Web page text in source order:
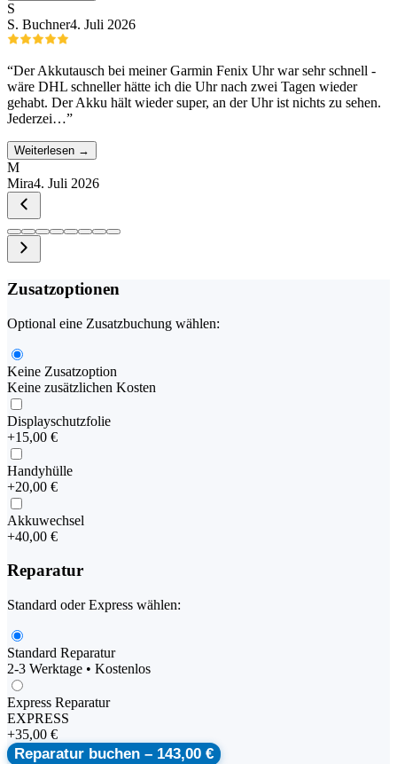
S
S. Buchner4. Juli 2026
“Der Akkutausch bei meiner Garmin Fenix Uhr war sehr schnell -
wäre DHL schneller hätte ich die Uhr nach zwei Tagen wieder
gehabt. Der Akku hält wieder super, an der Uhr ist nichts zu sehen.
Jederzei…”
Weiterlesen →
M
Mira4. Juli 2026
Zusatzoptionen
Optional eine Zusatzbuchung wählen:
Keine Zusatzoption
Keine zusätzlichen Kosten
Displayschutzfolie
+15,00 €
Handyhülle
+20,00 €
Akkuwechsel
+40,00 €
Reparatur
Standard oder Express wählen:
Standard Reparatur
2-3 Werktage • Kostenlos
Express Reparatur
EXPRESS
+35,00 €
Reparatur buchen – 143,00 €